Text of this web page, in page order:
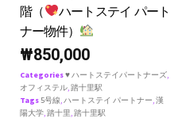
階（
ハートステイ パート
ナー物件）
₩850,000
Categories♥ ハートステイパートナーズ,
オフィステル,踏十里駅
Tags 5号線,ハートステイ パートナー,漢
陽大学,踏十里,踏十里駅